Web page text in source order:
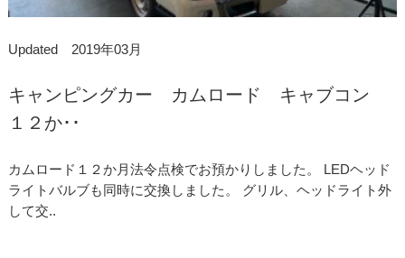
Updated 2019年03月
キャンピングカー カムロード キャブコン
１２か･･
カムロード１２か月法令点検でお預かりしました。 LEDヘッド
ライトバルブも同時に交換しました。 グリル、ヘッドライト外
して交..